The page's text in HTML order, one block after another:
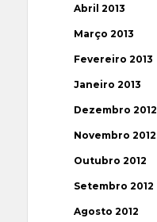
Abril 2013
Março 2013
Fevereiro 2013
Janeiro 2013
Dezembro 2012
Novembro 2012
Outubro 2012
Setembro 2012
Agosto 2012